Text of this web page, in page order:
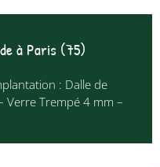
à Paris (75)
: Dalle de
Verre Trempé 4 mm –